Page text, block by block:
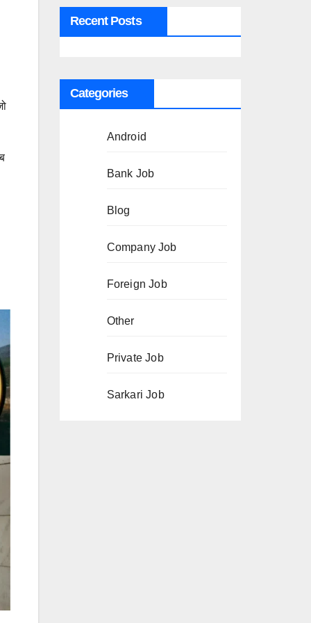
Recent Posts
Categories
Android
Bank Job
Blog
Company Job
Foreign Job
Other
Private Job
Sarkari Job